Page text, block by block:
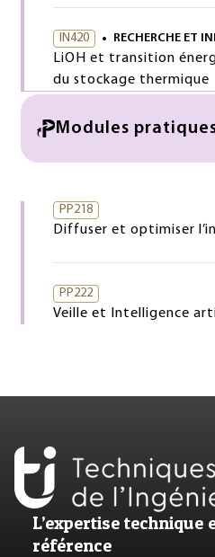
IN420 RECHERCHE ET
LiOH et transition
du stockage thermique
Modules
PP218
Diffuser et optimiser
PP222
Veille et Intelligence
L’expertise technique
référence